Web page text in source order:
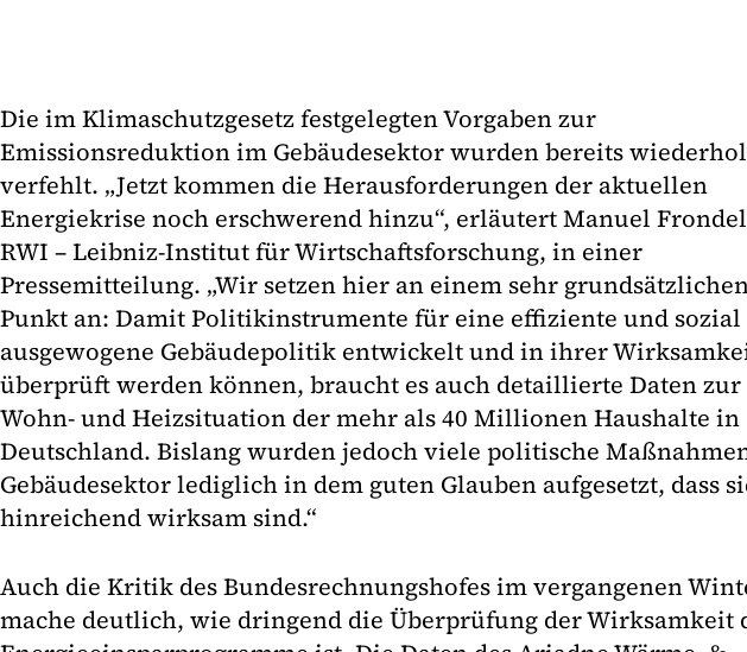
Die im Klimaschutzgesetz festgelegten Vorgaben zur
Emissionsreduktion im Gebäudesektor wurden bereits
verfehlt. „Jetzt kommen die Herausforderungen der aktuellen
Energiekrise noch erschwerend hinzu“, erläutert Manuel
RWI – Leibniz-Institut für Wirtschaftsforschung, in einer
Pressemitteilung. „Wir setzen hier an einem sehr
Punkt an: Damit Politikinstrumente für eine effiziente und sozial
ausgewogene Gebäudepolitik entwickelt und in ihrer
überprüft werden können, braucht es auch detaillierte Daten zur
Wohn- und Heizsituation der mehr als 40 Millionen Haushalte in
Deutschland. Bislang wurden jedoch viele politische
Gebäudesektor lediglich in dem guten Glauben aufgesetzt, dass
hinreichend wirksam sind.“
Auch die Kritik des Bundesrechnungshofes im vergangenen
mache deutlich, wie dringend die Überprüfung der Wirksamkeit